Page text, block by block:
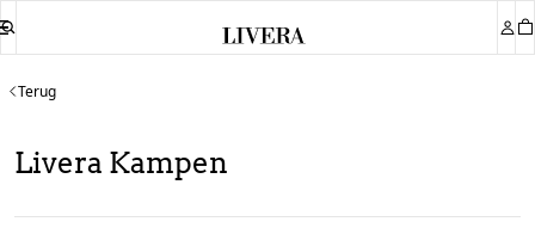
Terug
Livera Kampen